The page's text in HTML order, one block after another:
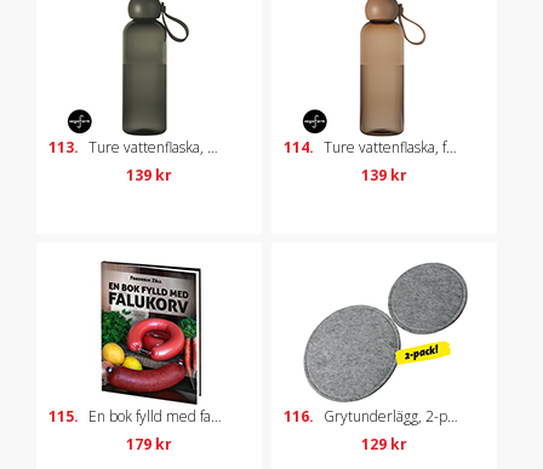
113. Ture vattenflaska, grön
139 kr
114. Ture vattenflaska, fudge
139 kr
115. En bok fylld med falukorv
179 kr
116. Grytunderlägg, 2-pack
129 kr